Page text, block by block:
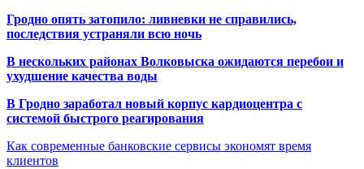
Гродно опять затопило: ливневки не справились,
последствия устраняли всю ночь
В нескольких районах Волковыска ожидаются перебои и
ухудшение качества воды
В Гродно заработал новый корпус кардиоцентра с
системой быстрого реагирования
Как современные банковские сервисы экономят время
клиентов